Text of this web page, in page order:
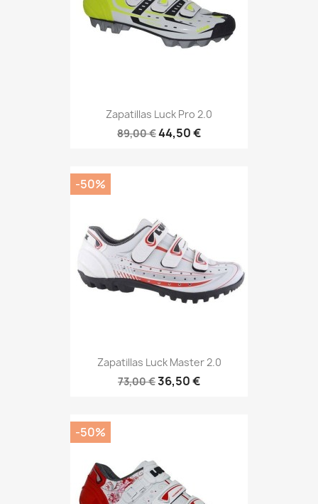
Zapatillas Luck Pro 2.0
89,00 €44,50 €
Zapatillas Luck Master 2.0
73,00 €36,50 €
-50%
-50%